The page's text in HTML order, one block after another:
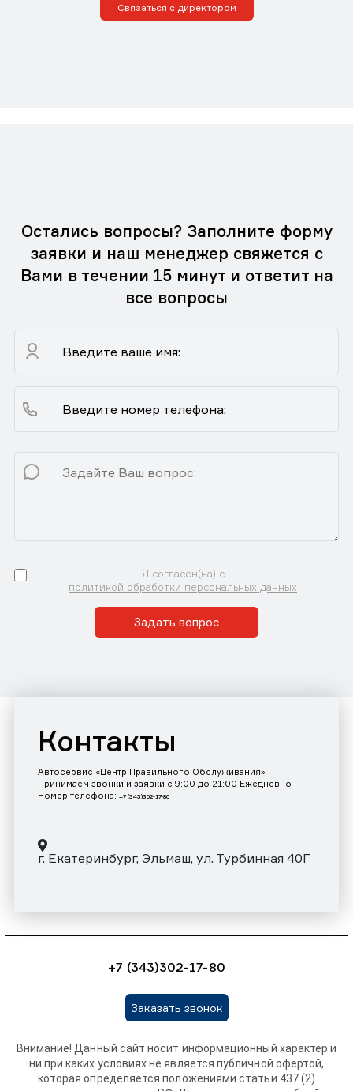
Связаться с директором
Остались вопросы? Заполните форму
заявки и наш менеджер свяжется с
Вами в течении 15 минут и ответит на
все вопросы
Я согласен(на) с
политикой обработки персональных данных
Задать вопрос
Контакты
Автосервис «Центр Правильного Обслуживания»
Принимаем звонки и заявки с 9:00 до 21:00 Ежедневно
Номер телефона: +7 (343)302-17-80
г. Екатеринбург, Эльмаш, ул. Турбинная 40Г
+7 (343)302-17-80
Заказать звонок
Внимание! Данный сайт носит информационный характер и
ни при каких условиях не является публичной офертой,
которая определяется положениями статьи 437 (2)